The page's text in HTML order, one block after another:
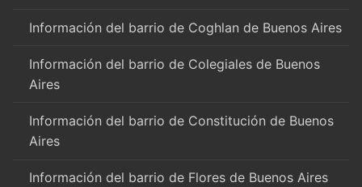
Información del barrio de Coghlan de Buenos Aires
Información del barrio de Colegiales de Buenos
Aires
Información del barrio de Constitución de Buenos
Aires
Información del barrio de Flores de Buenos Aires